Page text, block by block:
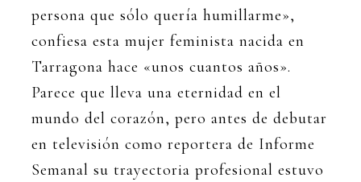
persona que sólo quería humillarme»,
confiesa esta mujer feminista nacida en
Tarragona hace «unos cuantos años».
Parece que lleva una eternidad en el
mundo del corazón, pero antes de debutar
en televisión como reportera de Informe
Semanal su trayectoria profesional estuvo